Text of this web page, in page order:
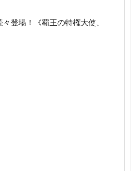
登場！《覇王の特権大使、